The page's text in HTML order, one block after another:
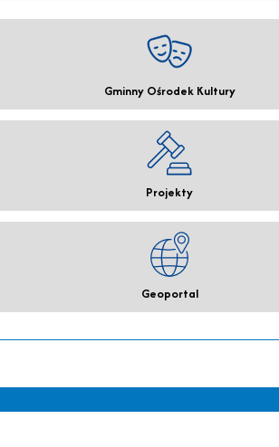
Gminny Ośrodek Kultury
Projekty
Geoportal